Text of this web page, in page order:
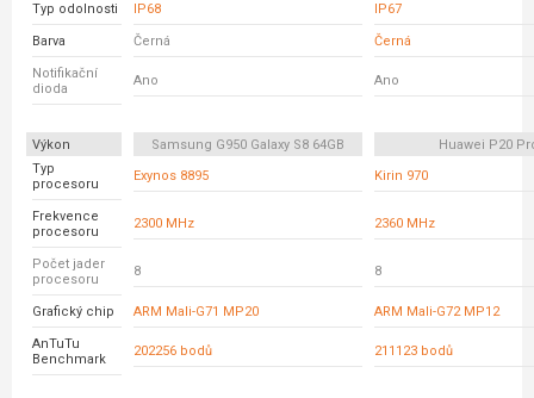
Typ odolnosti IP68 IP67
Barva Černá Černá
Notifikační
dioda
Ano Ano
Výkon Samsung G950 Galaxy S8 64GB
Huawei P20
Typ
procesoru
Exynos 8895 Kirin 970
Frekvence
procesoru
2300 MHz 2360 MHz
Počet jader
procesoru
8 8
Grafický chip ARM Mali-G71 MP20 ARM Mali-G72 MP12
AnTuTu
Benchmark
202256 bodů 211123 bodů